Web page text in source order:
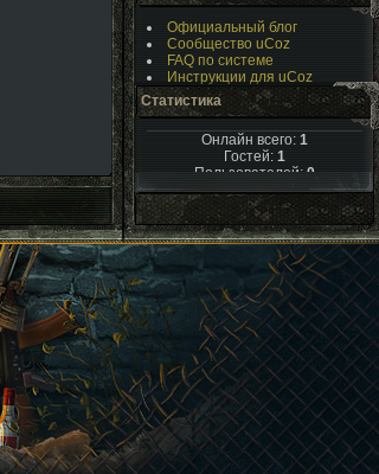
Официальный блог
Сообщество uCoz
FAQ по системе
Инструкции для uCoz
Статистика
Онлайн всего: 1
Гостей: 1
Пользователей: 0